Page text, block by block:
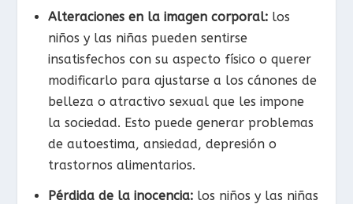
Alteraciones en la imagen corporal: los
niños y las niñas pueden sentirse
insatisfechos con su aspecto físico o querer
modificarlo para ajustarse a los cánones de
belleza o atractivo sexual que les impone
la sociedad. Esto puede generar problemas
de autoestima, ansiedad, depresión o
trastornos alimentarios.
Pérdida de la inocencia: los niños y las niñas